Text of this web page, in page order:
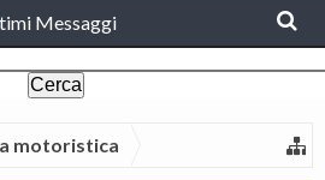
Messaggi
motoristica